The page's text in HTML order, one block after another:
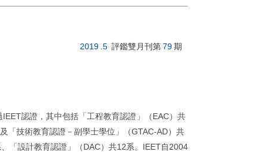
2019 5 評鑑雙月刊第79期
認證，其中包括「工程教育認證」（EAC）共
「技術教育認證－副學士學位」（GTAC-AD）共
「設計教育認證」（DAC）共12系。IEET自2004